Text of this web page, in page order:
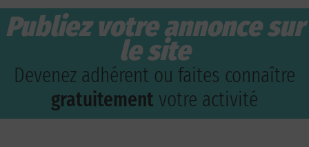
Publiez votre annonce sur
le site
Devenez adhérent ou faites connaître
gratuitement votre activité